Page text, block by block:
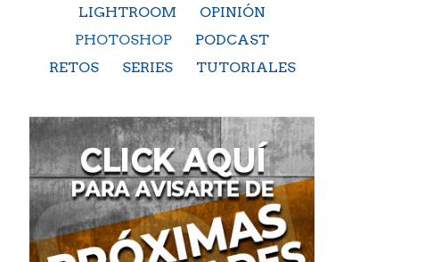
LIGHTROOM
OPINIÓN
PHOTOSHOP
PODCAST
RETOS
SERIES TUTORIALES